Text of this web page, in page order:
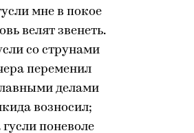
мне в покое
велят звенеть.
со струнами
переменил
делами
возносил;
гусли поневоле